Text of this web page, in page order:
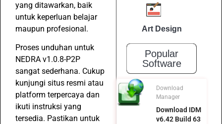
yang ditawarkan, baik
untuk keperluan belajar
maupun profesional.
Proses unduhan untuk
NEDRA v1.0.8-P2P
sangat sederhana. Cukup
kunjungi situs resmi atau
platform terpercaya dan
ikuti instruksi yang
tersedia. Pastikan untuk
Art Design
Popular
Software
Download
Manager
Download IDM
v6.42 Build 63